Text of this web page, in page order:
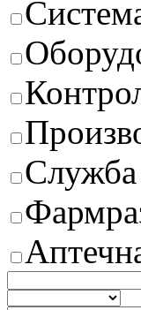
Служба